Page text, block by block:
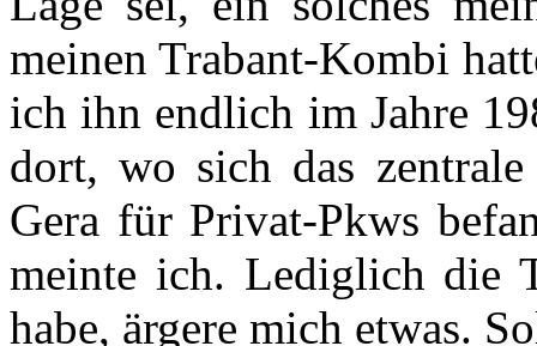
meinen Trabant-Kombi
ich ihn endlich im Jahre
dort, wo sich das
Gera für Privat-Pkws
meinte ich. Lediglich die
habe, ärgere mich etwas.